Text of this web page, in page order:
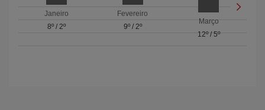
Janeiro
8º/ 2º
Fevereiro
9º/ 2º
Março
12º/ 5º